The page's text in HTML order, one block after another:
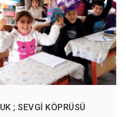
; SEVGİ KÖPRÜSÜ